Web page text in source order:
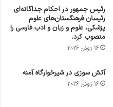
رئیس جمهور در احکام جداگانه‌ای
رئیسان فرهنگستان‌های علوم
پزشکی، علوم و زبان و ادب فارسی را
منصوب کرد.
16 ژوئن 2026
آتش سوزی در شیرخوارگاه آمنه
16 ژوئن 2026